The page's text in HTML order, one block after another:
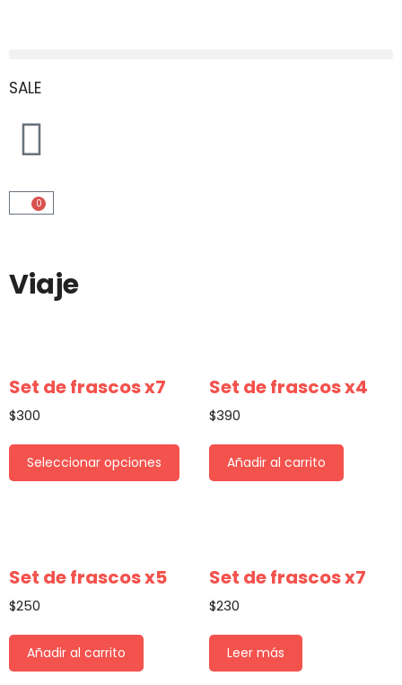
SALE
0
Viaje
Set de frascos x7
$300
Seleccionar opciones
Set de frascos x4
$390
Añadir al carrito
Set de frascos x5
$250
Añadir al carrito
Set de frascos x7
$230
Leer más